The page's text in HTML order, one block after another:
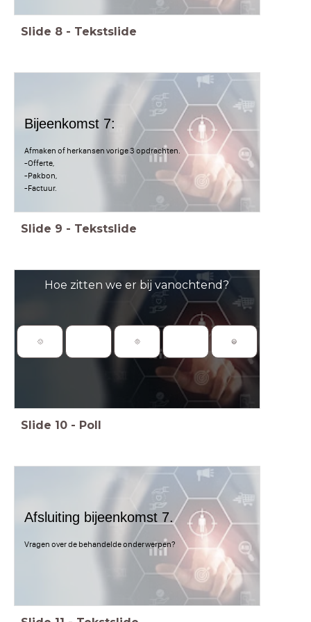
Slide 8 - Tekstslide
Bijeenkomst 7:
Afmaken of herkansen vorige 3 opdrachten.
-Offerte,
-Pakbon,
-Factuur.
Slide 9 - Tekstslide
Hoe zitten we er bij vanochtend?
🙁 🤨 😃
Slide 10 - Poll
Afsluiting bijeenkomst 7.
Vragen over de behandelde onderwerpen?